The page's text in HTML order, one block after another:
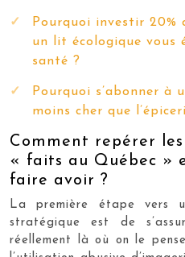
Pourquoi investir
un lit écologique vous
santé ?
Pourquoi s’abonner à
moins cher que
Comment repérer
« faits au Québec »
faire avoir ?
La première étape vers
stratégique est de
réellement là où on le